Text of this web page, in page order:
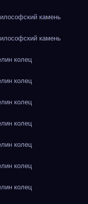
камень
камень
колец
колец
колец
колец
колец
колец
колец